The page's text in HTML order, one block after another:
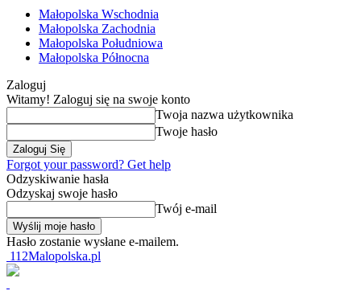
Małopolska Wschodnia
Małopolska Zachodnia
Małopolska Południowa
Małopolska Północna
Zaloguj
Witamy! Zaloguj się na swoje konto
Twoja nazwa użytkownika
Twoje hasło
Forgot your password? Get help
Odzyskiwanie hasła
Odzyskaj swoje hasło
Twój e-mail
Hasło zostanie wysłane e-mailem.
112Malopolska.pl